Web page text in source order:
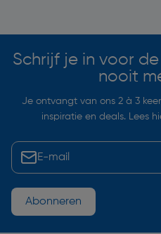
Schrijf je in voor
nooit
Je ontvangt van ons 2 à 3
inspiratie en deals. Lees
Abonneren